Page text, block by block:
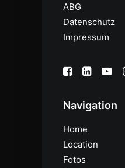
ABG
Datenschutz
Impressum
Navigation
Home
Location
Fotos